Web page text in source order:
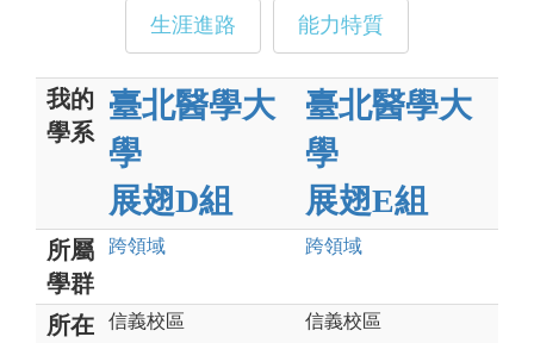
生涯進路 能力特質
我的
學系
臺北醫學大
學
展翅D組
臺北醫學大
學
展翅E組
所屬
學群
跨領域 跨領域
所在
信義校區
信義校區